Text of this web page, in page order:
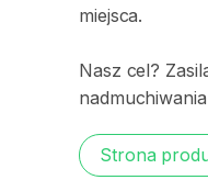
miejsca.
Nasz cel?
nadmuchiwania
Strona